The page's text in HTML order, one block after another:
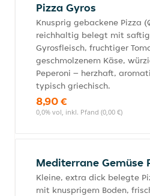
Pizza Gyros
Knusprig gebackene Pizza
reichhaltig belegt mit
Gyrosfleisch, fruchtiger
geschmolzenem Käse,
Peperoni – herzhaft,
typisch griechisch.
8,90 €
0,0% vol, inkl. Pfand (0,00 €)
Mediterrane Gemüse
Kleine, extra dick belegte
mit knusprigem Boden,